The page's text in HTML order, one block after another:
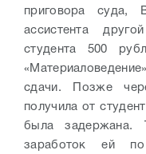
приговора суда,
ассистента
студента 500
сдачи. Позже
получила от
была задержана.
заработок ей